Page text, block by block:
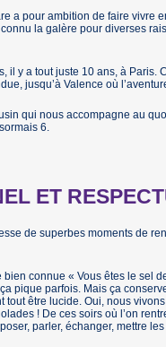
a pour ambition de faire vivre
la galère pour diverses
il y a tout juste 10 ans, à Paris.
jusqu’à Valence où
qui nous accompagne au
6.
ET
de superbes moments de
connue « Vous êtes le sel
pique parfois. Mais ça
tout être lucide. Oui, nous
! De ces soirs où l’on
parler, échanger, mettre les